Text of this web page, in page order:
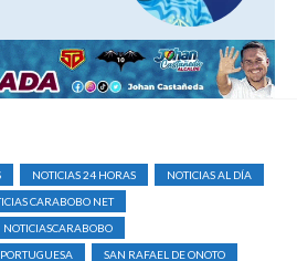
NOTICIAS 24 HORAS
NOTICIAS AL DÍA
CARABOBO NET
NOTICIASCARABOBO
PORTUGUESA SAN RAFAEL DE ONOTO